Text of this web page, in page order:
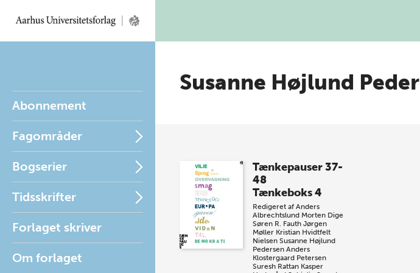
Abonnement
Fagområder
Bogserier
Tidsskrifter
Forlaget skriver
Om forlaget
Susanne Højlund
Tænkepauser 37-
48
Tænkeboks 4
Redigeret af Anders
Albrechtslund Morten Dige
Søren R. Fauth Jørgen
Møller Kristian Hvidtfelt
Nielsen Susanne Højlund
Pedersen Anders
Klostergaard Petersen
Suresh Rattan Kasper